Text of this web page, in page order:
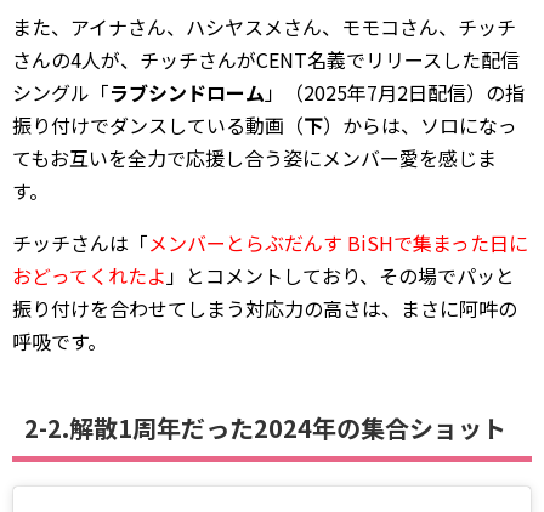
また、アイナさん、ハシヤスメさん、モモコさん、チッチ
さんの4人が、チッチさんがCENT名義でリリースした配信
シングル「ラブシンドローム」（2025年7月2日配信）の指
振り付けでダンスしている動画（下）からは、ソロになっ
てもお互いを全力で応援し合う姿にメンバー愛を感じま
す。
チッチさんは「メンバーとらぶだんす BiSHで集まった日に
おどってくれたよ」とコメントしており、その場でパッと
振り付けを合わせてしまう対応力の高さは、まさに阿吽の
呼吸です。
2-2.解散1周年だった2024年の集合ショット